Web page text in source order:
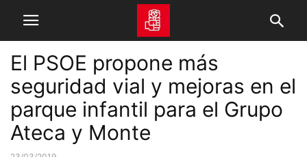
El PSOE propone más
seguridad vial y mejoras en el
parque infantil para el Grupo
Ateca y Monte